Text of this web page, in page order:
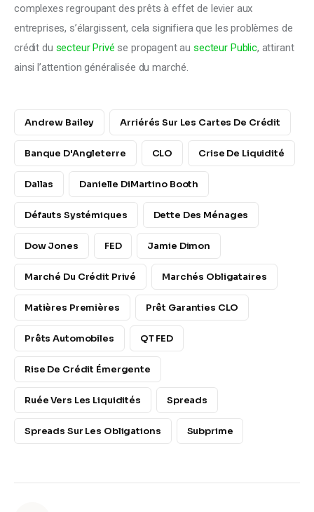
complexes regroupant des prêts à effet de levier aux
entreprises, s’élargissent, cela signifiera que les problèmes de
crédit du secteur Privé se propagent au secteur Public, attirant
ainsi l’attention généralisée du marché.
Andrew Bailey Arriérés Sur Les Cartes De Crédit
Banque D'Angleterre CLO Crise De Liquidité
Dallas Danielle DiMartino Booth
Défauts Systémiques Dette Des Ménages
Dow Jones FED Jamie Dimon
Marché Du Crédit Privé Marchés Obligataires
Matières Premières Prêt Garanties CLO
Prêts Automobiles QT FED
Rise De Crédit Émergente
Ruée Vers Les Liquidités Spreads
Spreads Sur Les Obligations Subprime